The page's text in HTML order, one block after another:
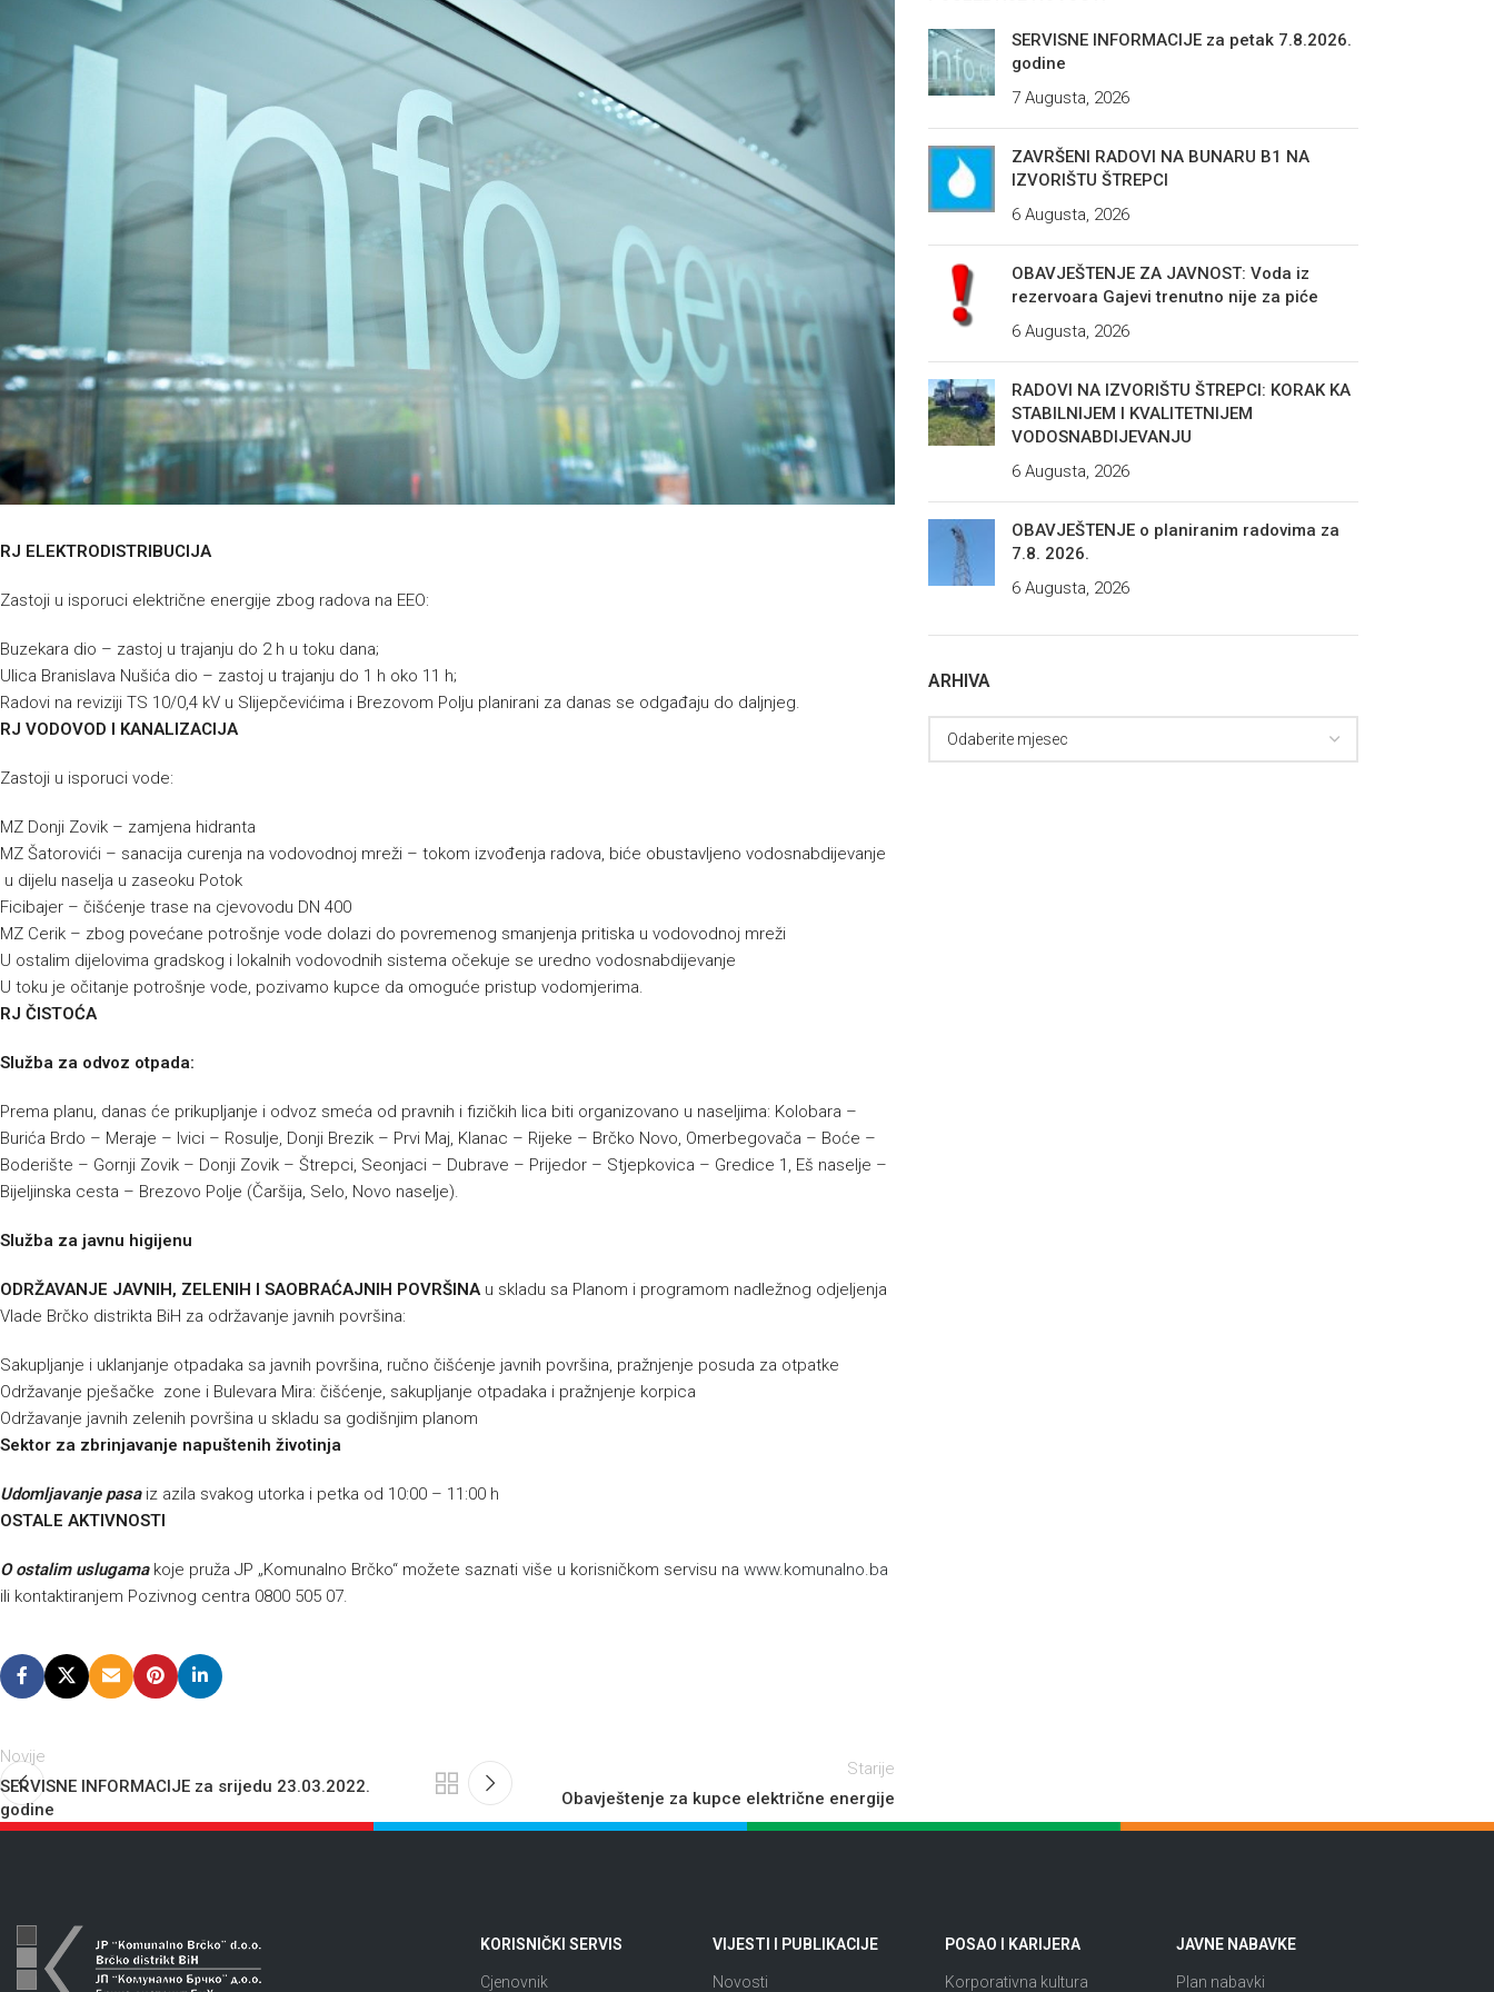
RJ ELEKTRODISTRIBUCIJA
Zastoji u isporuci električne energije zbog radova na EEO:
Buzekara dio – zastoj u trajanju do 2 h u toku dana;
Ulica Branislava Nušića dio – zastoj u trajanju do 1 h oko 11 h;
Radovi na reviziji TS 10/0,4 kV u Slijepčevićima i Brezovom Polju planirani za danas se odgađaju do daljnjeg.
RJ VODOVOD I KANALIZACIJA
Zastoji u isporuci vode:
MZ Donji Zovik – zamjena hidranta
MZ Šatorovići – sanacija curenja na vodovodnoj mreži – tokom izvođenja radova, biće obustavljeno vodosnabdijevanje
u dijelu naselja u zaseoku Potok
Ficibajer – čišćenje trase na cjevovodu DN 400
MZ Cerik – zbog povećane potrošnje vode dolazi do povremenog smanjenja pritiska u vodovodnoj mreži
U ostalim dijelovima gradskog i lokalnih vodovodnih sistema očekuje se uredno vodosnabdijevanje
U toku je očitanje potrošnje vode, pozivamo kupce da omoguće pristup vodomjerima.
RJ ČISTOĆA
Služba za odvoz otpada:
Prema planu, danas će prikupljanje i odvoz smeća od pravnih i fizičkih lica biti organizovano u naseljima: Kolobara –
Burića Brdo – Meraje – Ivici – Rosulje, Donji Brezik – Prvi Maj, Klanac – Rijeke – Brčko Novo, Omerbegovača – Boće –
Boderište – Gornji Zovik – Donji Zovik – Štrepci, Seonjaci – Dubrave – Prijedor – Stjepkovica – Gredice 1, Eš naselje –
Bijeljinska cesta – Brezovo Polje (Čaršija, Selo, Novo naselje).
Služba za javnu higijenu
ODRŽAVANJE JAVNIH, ZELENIH I SAOBRAĆAJNIH POVRŠINAu skladu sa Planom i programom nadležnog odjeljenja
Vlade Brčko distrikta BiH za održavanje javnih površina:
Sakupljanje i uklanjanje otpadaka sa javnih površina, ručno čišćenje javnih površina, pražnjenje posuda za otpatke
Održavanje pješačke zone i Bulevara Mira: čišćenje, sakupljanje otpadaka i pražnjenje korpica
Održavanje javnih zelenih površina u skladu sa godišnjim planom
Sektor za zbrinjavanje napuštenih životinja
Udomljavanje pasaiz azila svakog utorka i petka od 10:00 – 11:00 h
OSTALE AKTIVNOSTI
O ostalim uslugamakoje pruža JP „Komunalno Brčko“ možete saznati više u korisničkom servisu na www.komunalno.ba
ili kontaktiranjem Pozivnog centra 0800 505 07.
Novije
SERVISNE INFORMACIJE za srijedu 23.03.2022.
godine
Starije
Obavještenje za kupce električne energije
SERVISNE INFORMACIJE za petak 7.8.2026.
godine
7 Augusta, 2026
ZAVRŠENI RADOVI NA BUNARU B1 NA
IZVORIŠTU ŠTREPCI
6 Augusta, 2026
OBAVJEŠTENJE ZA JAVNOST: Voda iz
rezervoara Gajevi trenutno nije za piće
6 Augusta, 2026
RADOVI NA IZVORIŠTU ŠTREPCI: KORAK KA
STABILNIJEM I KVALITETNIJEM
VODOSNABDIJEVANJU
6 Augusta, 2026
OBAVJEŠTENJE o planiranim radovima za
7.8. 2026.
6 Augusta, 2026
ARHIVA
KORISNIČKI SERVIS
Cjenovnik
VIJESTI I PUBLIKACIJE
Novosti
POSAO I KARIJERA
Korporativna kultura
JAVNE NABAVKE
Plan nabavki